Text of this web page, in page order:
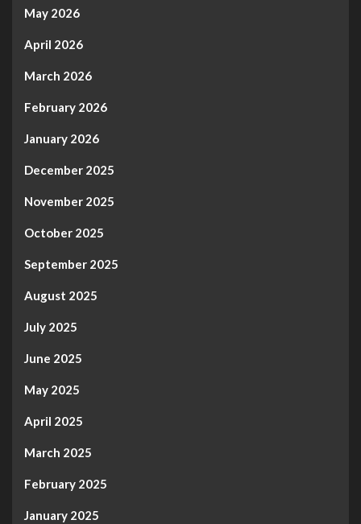
May 2026
April 2026
March 2026
February 2026
January 2026
December 2025
November 2025
October 2025
September 2025
August 2025
July 2025
June 2025
May 2025
April 2025
March 2025
February 2025
January 2025